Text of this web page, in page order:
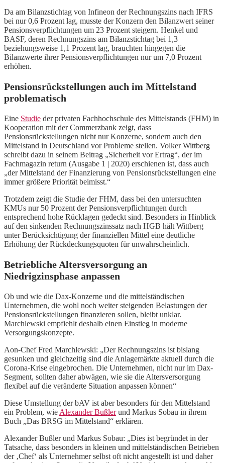
Da am Bilanzstichtag von Infineon der Rechnungszins nach IFRS
bei nur 0,6 Prozent lag, musste der Konzern den Bilanzwert seiner
Pensionsverpflichtungen um 23 Prozent steigern. Henkel und
BASF, deren Rechnungszins am Bilanzstichtag bei 1,3
beziehungsweise 1,1 Prozent lag, brauchten hingegen die
Bilanzwerte ihrer Pensionsverpflichtungen nur um 7,0 Prozent
erhöhen.
Pensionsrückstellungen auch im Mittelstand
problematisch
Eine Studie der privaten Fachhochschule des Mittelstands (FHM) in
Kooperation mit der Commerzbank zeigt, dass
Pensionsrückstellungen nicht nur Konzerne, sondern auch den
Mittelstand in Deutschland vor Probleme stellen. Volker Wittberg
schreibt dazu in seinem Beitrag „Sicherheit vor Ertrag“, der im
Fachmagazin return (Ausgabe 1 | 2020) erschienen ist, dass auch
„der Mittelstand der Finanzierung von Pensionsrückstellungen eine
immer größere Priorität beimisst.“
Trotzdem zeigt die Studie der FHM, dass bei den untersuchten
KMUs nur 50 Prozent der Pensionsverpflichtungen durch
entsprechend hohe Rücklagen gedeckt sind. Besonders in Hinblick
auf den sinkenden Rechnungszinssatz nach HGB hält Wittberg
unter Berücksichtigung der finanziellen Mittel eine deutliche
Erhöhung der Rückdeckungsquoten für unwahrscheinlich.
Betriebliche Altersversorgung an
Niedrigzinsphase anpassen
Ob und wie die Dax-Konzerne und die mittelständischen
Unternehmen, die wohl noch weiter steigenden Belastungen der
Pensionsrückstellungen finanzieren sollen, bleibt unklar.
Marchlewski empfiehlt deshalb einen Einstieg in moderne
Versorgungskonzepte.
Aon-Chef Fred Marchlewski: „Der Rechnungszins ist bislang
gesunken und gleichzeitig sind die Anlagemärkte aktuell durch die
Corona-Krise eingebrochen. Die Unternehmen, nicht nur im Dax-
Segment, sollten daher abwägen, wie sie die Altersversorgung
flexibel auf die veränderte Situation anpassen können“
Diese Umstellung der bAV ist aber besonders für den Mittelstand
ein Problem, wie Alexander Bußlerund Markus Sobau in ihrem
Buch „Das BRSG im Mittelstand“ erklären.
Alexander Bußler und Markus Sobau: „Dies ist begründet in der
Tatsache, dass besonders in kleinen und mittelständischen Betrieben
der ‚Chef‘ als Unternehmer selbst oft nicht angestellt ist und daher